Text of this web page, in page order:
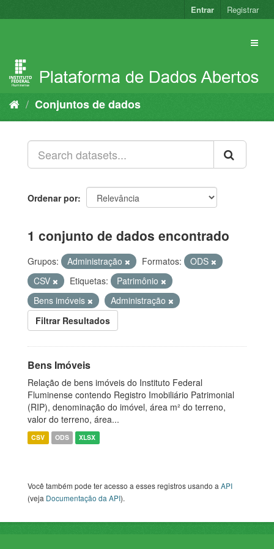
para
Entrar Registrar
Conjuntos de dados
Ordenar por
1 conjunto de dados encontrado
Grupos: Administração Formatos:
ODS
CSV
Etiquetas:
Patrimônio
Bens imóveis
Administração
Filtrar Resultados
Bens Imóveis
Relação de bens imóveis do Instituto Federal
Fluminense contendo Registro Imobiliário Patrimonial
(RIP), denominação do imóvel, área m² do terreno,
valor do terreno, área...
CSV ODS XLSX
Você também pode ter acesso a esses registros usando aAPI
(veja Documentação da API).